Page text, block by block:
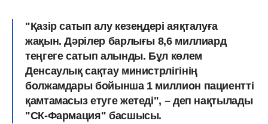
"Қазір сатып алу кезеңдері аяқталуға
жақын. Дәрілер барлығы 8,6 миллиард
теңгеге сатып алынды. Бұл көлем
Денсаулық сақтау министрлігінің
болжамдары бойынша 1 миллион пациентті
қамтамасыз етуге жетеді", – деп нақтылады
"СК-Фармация" басшысы.